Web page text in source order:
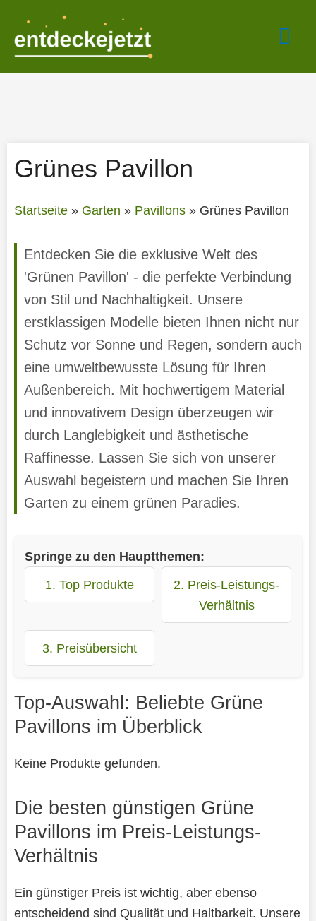
springen
Grünes Pavillon
Startseite» Garten » Pavillons» Grünes Pavillon
Entdecken Sie die exklusive Welt des
'Grünen Pavillon' - die perfekte Verbindung
von Stil und Nachhaltigkeit. Unsere
erstklassigen Modelle bieten Ihnen nicht nur
Schutz vor Sonne und Regen, sondern auch
eine umweltbewusste Lösung für Ihren
Außenbereich. Mit hochwertigem Material
und innovativem Design überzeugen wir
durch Langlebigkeit und ästhetische
Raffinesse. Lassen Sie sich von unserer
Auswahl begeistern und machen Sie Ihren
Garten zu einem grünen Paradies.
Springe zu den Hauptthemen:
1. Top Produkte
2. Preis-Leistungs-
Verhältnis
3. Preisübersicht
Top-Auswahl: Beliebte Grüne
Pavillons im Überblick
Keine Produkte gefunden.
Die besten günstigen Grüne
Pavillons im Preis-Leistungs-
Verhältnis
Ein günstiger Preis ist wichtig, aber ebenso
entscheidend sind Qualität und Haltbarkeit. Unsere